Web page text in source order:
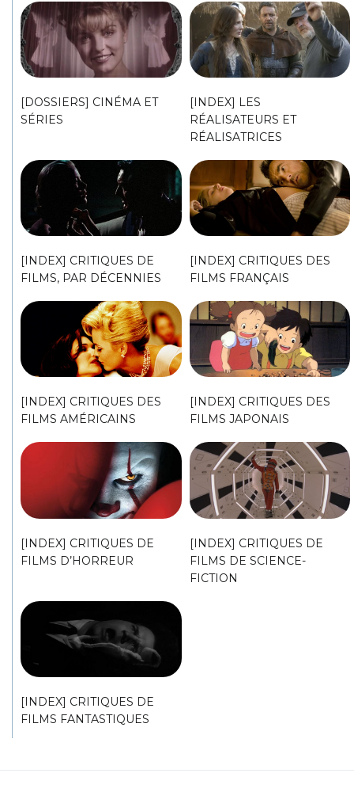
[DOSSIERS] CINÉMA ET
SÉRIES
[INDEX] LES
RÉALISATEURS ET
RÉALISATRICES
[INDEX] CRITIQUES DE
FILMS, PAR DÉCENNIES
[INDEX] CRITIQUES DES
FILMS FRANÇAIS
[INDEX] CRITIQUES DES
FILMS AMÉRICAINS
[INDEX] CRITIQUES DES
FILMS JAPONAIS
[INDEX] CRITIQUES DE
FILMS D’HORREUR
[INDEX] CRITIQUES DE
FILMS DE SCIENCE-
FICTION
[INDEX] CRITIQUES DE
FILMS FANTASTIQUES